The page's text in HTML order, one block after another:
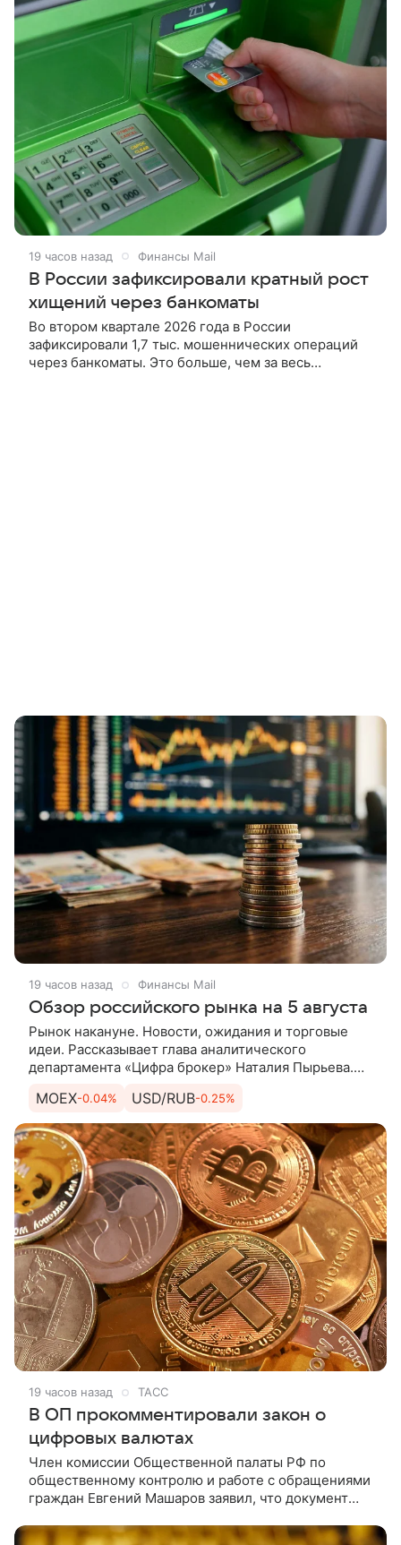
19 часов назад Финансы Mail
В России зафиксировали кратный рост
хищений через банкоматы
Во втором квартале 2026 года в России
зафиксировали 1,7 тыс. мошеннических операций
через банкоматы. Это больше, чем за весь
19 часов назад Финансы Mail
Обзор российского рынка на 5 августа
Рынок накануне. Новости, ожидания и торговые
идеи. Рассказывает глава аналитического
департамента «Цифра брокер» Наталия Пырьева.
основную торговую сессию
MOEX-0.04% USD/RUB-0.25%
19 часов назад ТАСС
В ОП прокомментировали закон о
цифровых валютах
Член комиссии Общественной палаты РФ по
общественному контролю и работе с обращениями
граждан Евгений Машаров заявил, что документ
вывод денег мошенниками за